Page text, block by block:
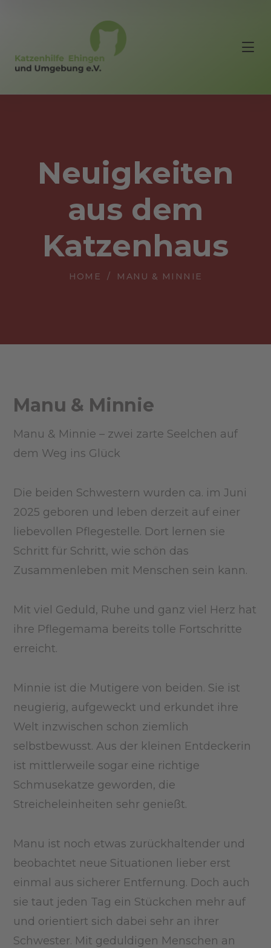
HOME MANU & MINNIE
Neuigkeiten
aus dem
Katzenhaus
Manu & Minnie
Manu & Minnie – zwei zarte Seelchen auf
dem Weg ins Glück
Die beiden Schwestern wurden ca. im Juni
2025 geboren und leben derzeit auf einer
liebevollen Pflegestelle. Dort lernen sie
Schritt für Schritt, wie schön das
Zusammenleben mit Menschen sein kann.
Mit viel Geduld, Ruhe und ganz viel Herz hat
ihre Pflegemama bereits tolle Fortschritte
erreicht.
Minnie ist die Mutigere von beiden. Sie ist
neugierig, aufgeweckt und erkundet ihre
Welt inzwischen schon ziemlich
selbstbewusst. Aus der kleinen Entdeckerin
ist mittlerweile sogar eine richtige
Schmusekatze geworden, die
Streicheleinheiten sehr genießt.
Manu ist noch etwas zurückhaltender und
beobachtet neue Situationen lieber erst
einmal aus sicherer Entfernung. Doch auch
sie taut jeden Tag ein Stückchen mehr auf
und orientiert sich dabei sehr an ihrer
Schwester. Mit geduldigen Menschen an